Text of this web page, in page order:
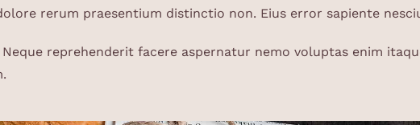
rerum praesentium distinctio non. Eius error sapiente
reprehenderit facere aspernatur nemo voluptas enim